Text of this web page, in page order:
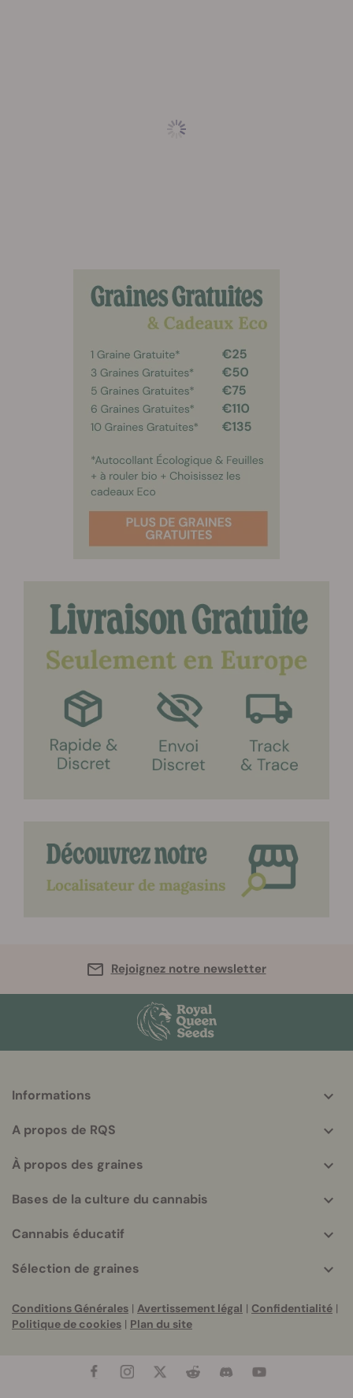
Rejoignez notre newsletter
info
Informations
A propos de RQS
À propos des graines
Bases de la culture du cannabis
Cannabis éducatif
Sélection de graines
Conditions Générales | Avertissement légal | Confidentialité |
Politique de cookies | Plan du site